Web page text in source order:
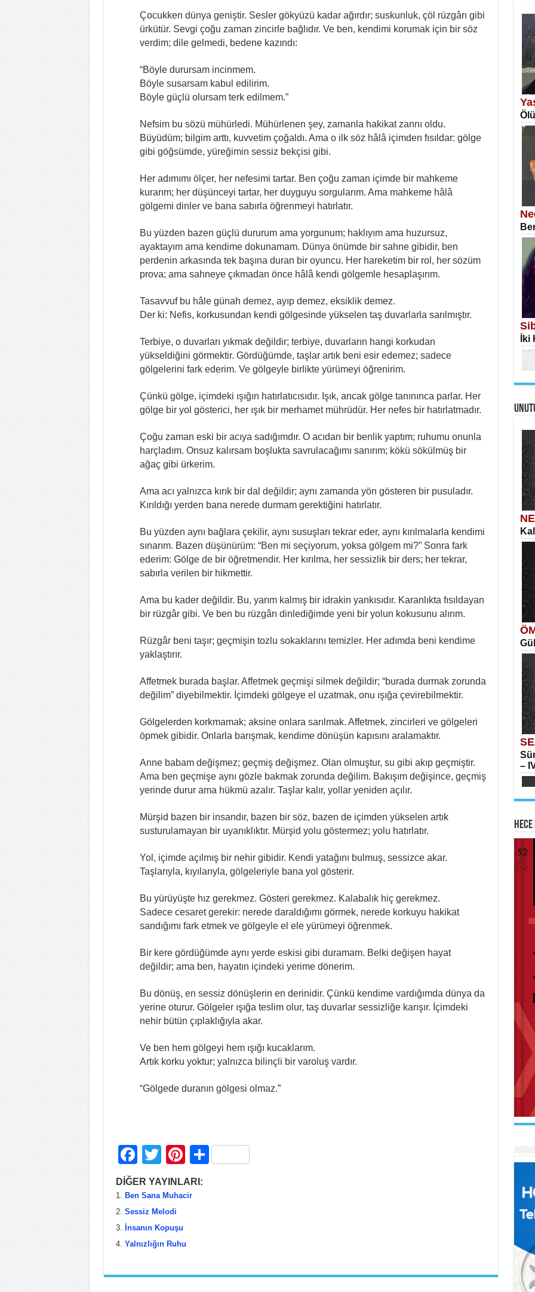
Çocukken dünya geniştir. Sesler gökyüzü kadar ağırdır; suskunluk, çöl rüzgârı gibi
ürkütür. Sevgi çoğu zaman zincirle bağlıdır. Ve ben, kendimi korumak için bir söz
verdim; dile gelmedi, bedene kazındı:
“Böyle durursam incinmem.
Böyle susarsam kabul edilirim.
Böyle güçlü olursam terk edilmem.”
Nefsim bu sözü mühürledi. Mühürlenen şey, zamanla hakikat zannı oldu.
Büyüdüm; bilgim arttı, kuvvetim çoğaldı. Ama o ilk söz hâlâ içimden fısıldar: gölge
gibi göğsümde, yüreğimin sessiz bekçisi gibi.
Her adımımı ölçer, her nefesimi tartar. Ben çoğu zaman içimde bir mahkeme
kurarım; her düşünceyi tartar, her duyguyu sorgularım. Ama mahkeme hâlâ
gölgemi dinler ve bana sabırla öğrenmeyi hatırlatır.
Bu yüzden bazen güçlü dururum ama yorgunum; haklıyım ama huzursuz,
ayaktayım ama kendime dokunamam. Dünya önümde bir sahne gibidir, ben
perdenin arkasında tek başına duran bir oyuncu. Her hareketim bir rol, her sözüm
prova; ama sahneye çıkmadan önce hâlâ kendi gölgemle hesaplaşırım.
Tasavvuf bu hâle günah demez, ayıp demez, eksiklik demez.
Der ki: Nefis, korkusundan kendi gölgesinde yükselen taş duvarlarla sarılmıştır.
Terbiye, o duvarları yıkmak değildir; terbiye, duvarların hangi korkudan
yükseldiğini görmektir. Gördüğümde, taşlar artık beni esir edemez; sadece
gölgelerini fark ederim. Ve gölgeyle birlikte yürümeyi öğrenirim.
Çünkü gölge, içimdeki ışığın hatırlatıcısıdır. Işık, ancak gölge tanınınca parlar. Her
gölge bir yol gösterici, her ışık bir merhamet mührüdür. Her nefes bir hatırlatmadır.
Çoğu zaman eski bir acıya sadığımdır. O acıdan bir benlik yaptım; ruhumu onunla
harçladım. Onsuz kalırsam boşlukta savrulacağımı sanırım; kökü sökülmüş bir
ağaç gibi ürkerim.
Ama acı yalnızca kırık bir dal değildir; aynı zamanda yön gösteren bir pusuladır.
Kırıldığı yerden bana nerede durmam gerektiğini hatırlatır.
Bu yüzden aynı bağlara çekilir, aynı susuşları tekrar eder, aynı kırılmalarla kendimi
sınarım. Bazen düşünürüm: “Ben mi seçiyorum, yoksa gölgem mi?” Sonra fark
ederim: Gölge de bir öğretmendir. Her kırılma, her sessizlik bir ders; her tekrar,
sabırla verilen bir hikmettir.
Ama bu kader değildir. Bu, yarım kalmış bir idrakin yankısıdır. Karanlıkta fısıldayan
bir rüzgâr gibi. Ve ben bu rüzgârı dinlediğimde yeni bir yolun kokusunu alırım.
Rüzgâr beni taşır; geçmişin tozlu sokaklarını temizler. Her adımda beni kendime
yaklaştırır.
Affetmek burada başlar. Affetmek geçmişi silmek değildir; “burada durmak zorunda
değilim” diyebilmektir. İçimdeki gölgeye el uzatmak, onu ışığa çevirebilmektir.
Gölgelerden korkmamak; aksine onlara sarılmak. Affetmek, zincirleri ve gölgeleri
öpmek gibidir. Onlarla barışmak, kendime dönüşün kapısını aralamaktır.
Anne babam değişmez; geçmiş değişmez. Olan olmuştur, su gibi akıp geçmiştir.
Ama ben geçmişe aynı gözle bakmak zorunda değilim. Bakışım değişince, geçmiş
yerinde durur ama hükmü azalır. Taşlar kalır, yollar yeniden açılır.
Mürşid bazen bir insandır, bazen bir söz, bazen de içimden yükselen artık
susturulamayan bir uyanıklıktır. Mürşid yolu göstermez; yolu hatırlatır.
Yol, içimde açılmış bir nehir gibidir. Kendi yatağını bulmuş, sessizce akar.
Taşlarıyla, kıyılarıyla, gölgeleriyle bana yol gösterir.
Bu yürüyüşte hız gerekmez. Gösteri gerekmez. Kalabalık hiç gerekmez.
Sadece cesaret gerekir: nerede daraldığımı görmek, nerede korkuyu hakikat
sandığımı fark etmek ve gölgeyle el ele yürümeyi öğrenmek.
Bir kere gördüğümde aynı yerde eskisi gibi duramam. Belki değişen hayat
değildir; ama ben, hayatın içindeki yerime dönerim.
Bu dönüş, en sessiz dönüşlerin en derinidir. Çünkü kendime vardığımda dünya da
yerine oturur. Gölgeler ışığa teslim olur, taş duvarlar sessizliğe karışır. İçimdeki
nehir bütün çıplaklığıyla akar.
Ve ben hem gölgeyi hem ışığı kucaklarım.
Artık korku yoktur; yalnızca bilinçli bir varoluş vardır.
“Gölgede duranın gölgesi olmaz.”
F
a
c
e
b
o
o
T
wi
tt
er
Pi
nt
er
S
DİĞER YAYINLARI:
Ben Sana Muhacir
Sessiz Melodi
İnsanın Kopuşu
Yalnızlığın Ruhu
İki
Ne
–